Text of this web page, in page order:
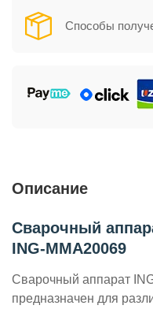
Способы
Описание
Сварочный
ING-MMA20069
Сварочный аппарат
предназначен для